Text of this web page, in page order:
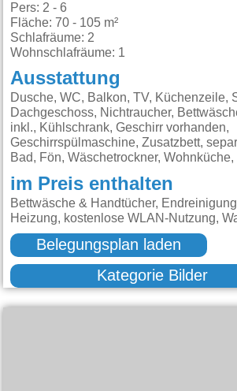
Pers: 2 - 6
Fläche: 70 - 105 m²
Schlafräume: 2
Wohnschlafräume: 1
Ausstattung
Dusche, WC, Balkon, TV, Küchenzeile,
Dachgeschoss, Nichtraucher,
inkl., Kühlschrank, Geschirr vorhanden,
Geschirrspülmaschine, Zusatzbett,
Bad, Fön, Wäschetrockner,
im Preis enthalten
Bettwäsche & Handtücher,
Heizung, kostenlose WLAN-Nutzung,
Belegungsplan laden
Kategorie Bilder